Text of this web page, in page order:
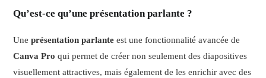
Qu’est-ce qu’une présentation parlante ?
Uneprésentation parlante est une fonctionnalité avancée de
Canva Pro qui permet de créer non seulement des diapositives
visuellement attractives, mais également de les enrichir avec des